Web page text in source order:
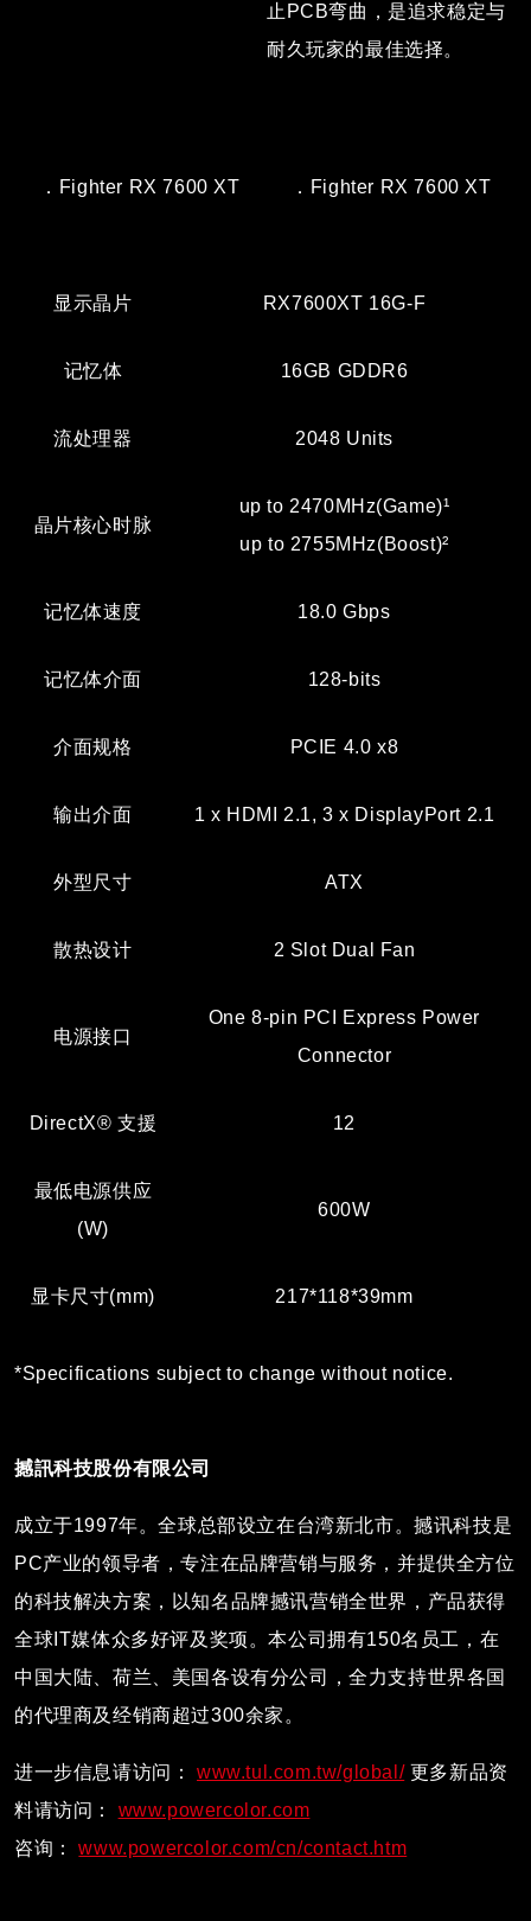
止PCB弯曲，是追求稳定与
耐久玩家的最佳选择。
．Fighter RX 7600 XT ．Fighter RX 7600 XT
显示晶片 RX7600XT 16G-F
记忆体 16GB GDDR6
流处理器 2048 Units
晶片核心时脉
up to 2470MHz(Game)¹
up to 2755MHz(Boost)²
记忆体速度 18.0 Gbps
记忆体介面 128-bits
介面规格 PCIE 4.0 x8
输出介面 1 x HDMI 2.1, 3 x DisplayPort 2.1
外型尺寸 ATX
散热设计 2 Slot Dual Fan
电源接口
One 8-pin PCI Express Power
Connector
DirectX® 支援 12
最低电源供应
(W)
600W
显卡尺寸(mm) 217*118*39mm
*Specifications subject to change without notice.
撼訊科技股份有限公司
成立于1997年。全球总部设立在台湾新北市。撼讯科技是
PC产业的领导者，专注在品牌营销与服务，并提供全方位
的科技解决方案，以知名品牌撼讯营销全世界，产品获得
全球IT媒体众多好评及奖项。本公司拥有150名员工，在
中国大陆、荷兰、美国各设有分公司，全力支持世界各国
的代理商及经销商超过300余家。
进一步信息请访问：www.tul.com.tw/global/更多新品资
料请访问： www.powercolor.com
咨询：www.powercolor.com/cn/contact.htm